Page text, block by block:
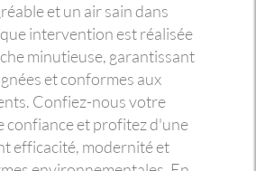
et un air sain dans
intervention est réalisée
minutieuse, garantissant
et conformes aux
Confiez-nous votre
confiance et profitez d'une
efficacité, modernité et